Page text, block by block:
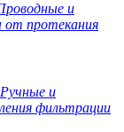
и
протекания
Ручные и
фильтрации